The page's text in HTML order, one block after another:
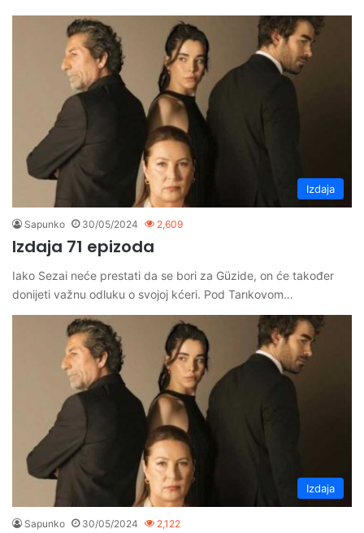
Izdaja
Sapunko 30/05/2024 2,609
Izdaja 71 epizoda
Iako Sezai neće prestati da se bori za Güzide, on će također
donijeti važnu odluku o svojoj kćeri. Pod Tarıkovom…
Izdaja
Sapunko 30/05/2024 2,122